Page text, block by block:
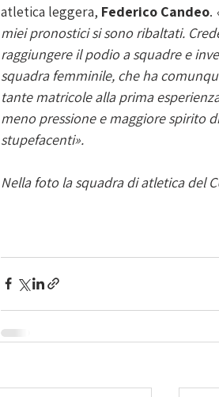
atletica leggera, Federico Candeo.
miei pronostici si sono ribaltati.
raggiungere il podio a squadre e
squadra femminile, che ha
tante matricole alla prima
meno pressione e maggiore spirito
stupefacenti».
Nella foto la squadra di atletica del